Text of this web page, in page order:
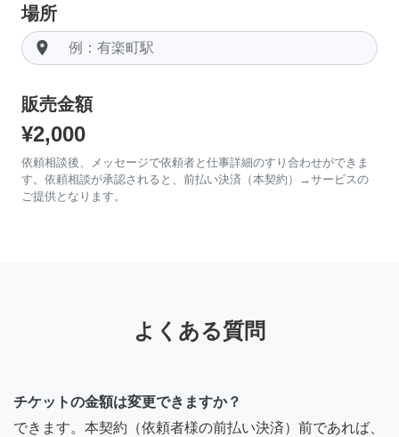
場所
room
販売金額
¥2,000
依頼相談後、メッセージで依頼者と仕事詳細のすり合わせができま
す。依頼相談が承認されると、前払い決済（本契約）→サービスの
ご提供となります。
よくある質問
チケットの金額は変更できますか？
できます。本契約（依頼者様の前払い決済）前であれば、